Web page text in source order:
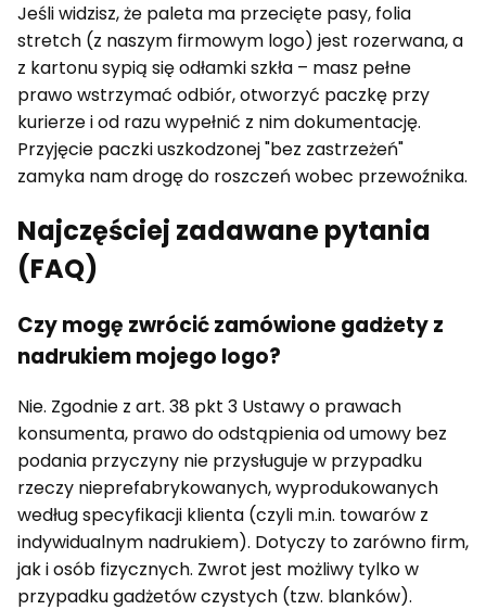
Jeśli widzisz, że paleta ma przecięte pasy, folia
stretch (z naszym firmowym logo) jest rozerwana, a
z kartonu sypią się odłamki szkła – masz pełne
prawo wstrzymać odbiór, otworzyć paczkę przy
kurierze i od razu wypełnić z nim dokumentację.
Przyjęcie paczki uszkodzonej "bez zastrzeżeń"
zamyka nam drogę do roszczeń wobec przewoźnika.
Najczęściej zadawane pytania
(FAQ)
Czy mogę zwrócić zamówione gadżety z
nadrukiem mojego logo?
Nie. Zgodnie z art. 38 pkt 3 Ustawy o prawach
konsumenta, prawo do odstąpienia od umowy bez
podania przyczyny nie przysługuje w przypadku
rzeczy nieprefabrykowanych, wyprodukowanych
według specyfikacji klienta (czyli m.in. towarów z
indywidualnym nadrukiem). Dotyczy to zarówno firm,
jak i osób fizycznych. Zwrot jest możliwy tylko w
przypadku gadżetów czystych (tzw. blanków).